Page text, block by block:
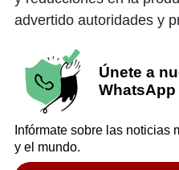
advertido autoridades y
Únete a
WhatsApp
Infórmate sobre las noticias
y el mundo.